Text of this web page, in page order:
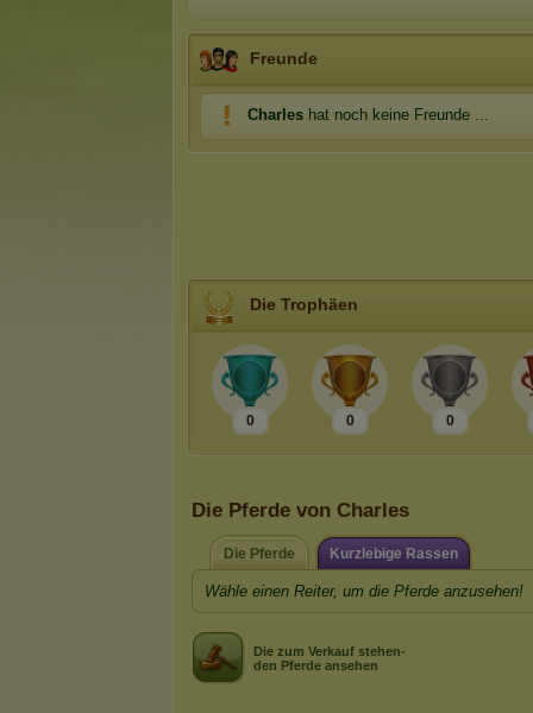
Freunde
Charles hat noch keine Freunde ...
Die Trophäen
0 0 0
Die Pferde von Charles
Die Pferde Kurzlebige Rassen
Wähle einen Reiter, um die Pferde anzusehen!
Die zum Verkauf stehen-
den Pferde ansehen